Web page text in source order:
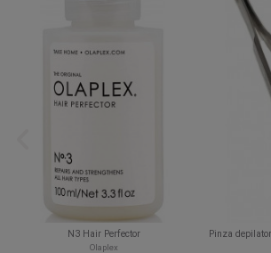
N3 Hair Perfector
Olaplex
Pinza